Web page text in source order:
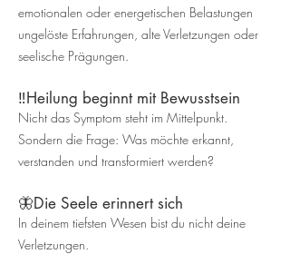
emotionalen oder energetischen Belastungen
ungelöste Erfahrungen, alte Verletzungen oder
seelische Prägungen.
‼️Heilung beginnt mit Bewusstsein
Nicht das Symptom steht im Mittelpunkt.
Sondern die Frage: Was möchte erkannt,
verstanden und transformiert werden?
🦋Die Seele erinnert sich
In deinem tiefsten Wesen bist du nicht deine
Verletzungen.